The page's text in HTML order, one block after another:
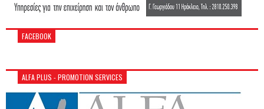
FACEBOOK
ALFA PLUS - PROMOTION SERVICES